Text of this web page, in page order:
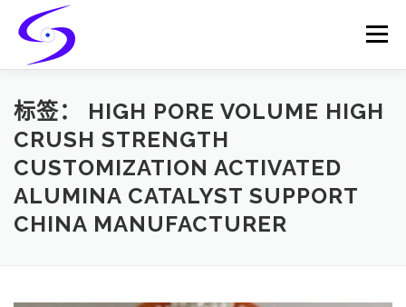
content
Menu
HOME PRODUCTS CATALYST-CARRIER
CATALYST-SUPPORT SERVICES CONTACT
标签： HIGH PORE VOLUME HIGH
CRUSH STRENGTH
CUSTOMIZATION ACTIVATED
ALUMINA CATALYST SUPPORT
CHINA MANUFACTURER